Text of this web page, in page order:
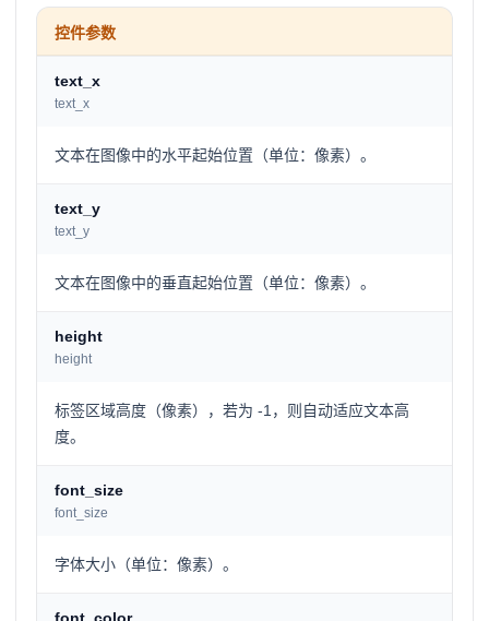
控件参数
text_x
text_x
文本在图像中的水平起始位置（单位：像素）。
text_y
text_y
文本在图像中的垂直起始位置（单位：像素）。
height
height
标签区域高度（像素），若为 -1，则自动适应文本高
度。
font_size
font_size
字体大小（单位：像素）。